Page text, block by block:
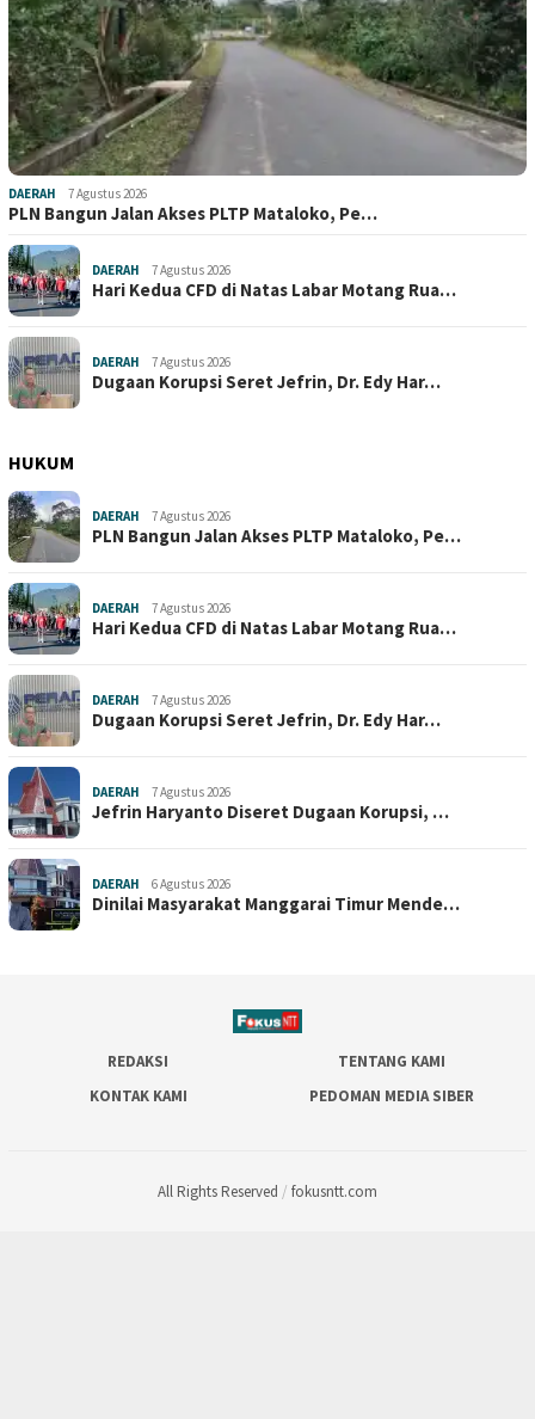
DAERAH 7 Agustus 2026
PLN Bangun Jalan Akses PLTP Mataloko, Pe…
DAERAH 7 Agustus 2026
Hari Kedua CFD di Natas Labar Motang Rua…
DAERAH 7 Agustus 2026
Dugaan Korupsi Seret Jefrin, Dr. Edy Har…
HUKUM
DAERAH 7 Agustus 2026
PLN Bangun Jalan Akses PLTP Mataloko, Pe…
DAERAH 7 Agustus 2026
Hari Kedua CFD di Natas Labar Motang Rua…
DAERAH 7 Agustus 2026
Dugaan Korupsi Seret Jefrin, Dr. Edy Har…
DAERAH 7 Agustus 2026
Jefrin Haryanto Diseret Dugaan Korupsi, …
DAERAH 6 Agustus 2026
Dinilai Masyarakat Manggarai Timur Mende…
REDAKSI
TENTANG KAMI
KONTAK KAMI
PEDOMAN MEDIA SIBER
All Rights Reserved / fokusntt.com